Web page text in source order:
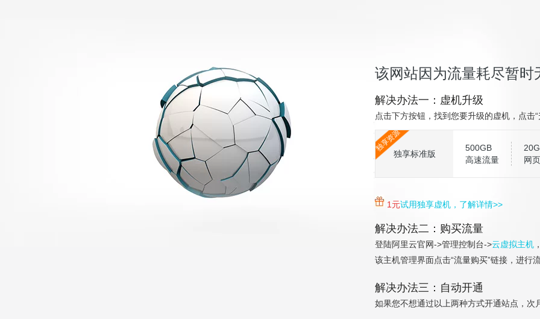
该网站因为流量耗尽暂时
解决办法一：虚机升级
点击下方按钮，找到您要升级的虚机，点击
独享资源
独享标准版
500GB
高速流量
网
1元试用独享虚机，了解详情>>
解决办法二：购买流量
登陆阿里云官网->管理控制台->云虚拟主机
该主机管理界面点击“流量购买”链接，进行
解决办法三：自动开通
如果您不想通过以上两种方式开通站点，次